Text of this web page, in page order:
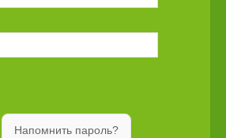
Напомнить пароль?